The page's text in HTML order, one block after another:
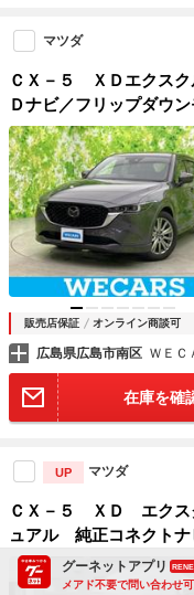
マツダ
ＣＸ－５ ＸＤエクス
Ｄナビ／フリップダウ
ツダ）／エアーシート
脱防止支援システム／
販売店保証 オンライン商談可
広島県広島市南区 ＷＥＣ
在庫を確
UP マツダ
ＣＸ－５ ＸＤ エクス
ュアル 純正コネクト
ー レーダークルーズ
ーバックドア ナッパ
グーネットアプリ
メアド不要で問い合わせ